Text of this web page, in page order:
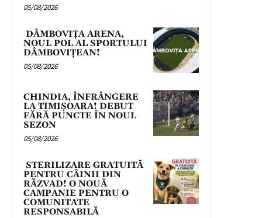
05/08/2026
DÂMBOVIȚA ARENA,
NOUL POL AL SPORTULUI
DÂMBOVIȚEAN!
05/08/2026
CHINDIA, ÎNFRÂNGERE
LA TIMIȘOARA! DEBUT
FĂRĂ PUNCTE ÎN NOUL
SEZON
05/08/2026
STERILIZARE GRATUITĂ
PENTRU CÂINII DIN
RĂZVAD! O NOUĂ
CAMPANIE PENTRU O
COMUNITATE
RESPONSABILĂ